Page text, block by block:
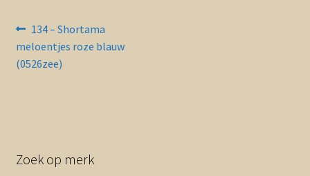
Bericht
navigatie
Vorig
bericht:
134 – Shortama
meloentjes roze blauw
(0526zee)
Zoek op merk